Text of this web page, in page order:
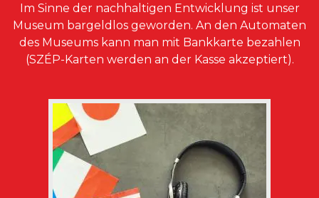
Im Sinne der nachhaltigen Entwicklung ist unser
Museum bargeldlos geworden. An den Automaten
des Museums kann man mit Bankkarte bezahlen
(SZÉP-Karten werden an der Kasse akzeptiert).